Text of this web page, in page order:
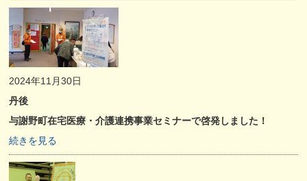
2024年11月30日
丹後
与謝野町在宅医療・介護連携事業セミナーで啓発しました！
続きを見る